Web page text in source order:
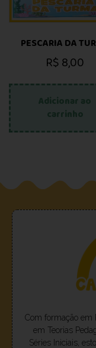
PESCARIA DA
R$8,00
Adicionar ao
carrinho
Com formação em
em Teorias
Séries Iniciais,